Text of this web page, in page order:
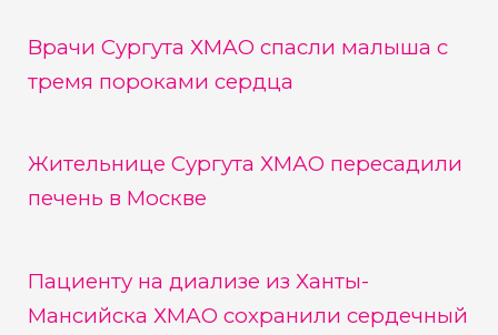
Врачи Сургута ХМАО спасли малыша с
тремя пороками сердца
Жительнице Сургута ХМАО пересадили
печень в Москве
Пациенту на диализе из Ханты-
Мансийска ХМАО сохранили сердечный